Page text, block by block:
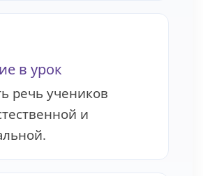
в урок
речь учеников
и